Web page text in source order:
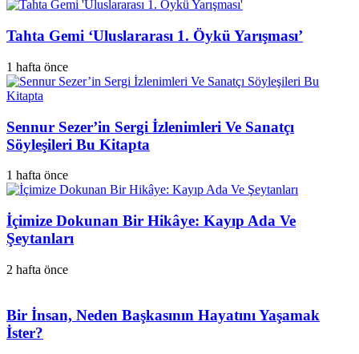
Tahta Gemi ‘Uluslararası 1. Öykü Yarışması’
1 hafta önce
Sennur Sezer’in Sergi İzlenimleri Ve Sanatçı
Söyleşileri Bu Kitapta
1 hafta önce
İçimize Dokunan Bir Hikâye: Kayıp Ada Ve
Şeytanları
2 hafta önce
Bir İnsan, Neden Başkasının Hayatını Yaşamak
İster?